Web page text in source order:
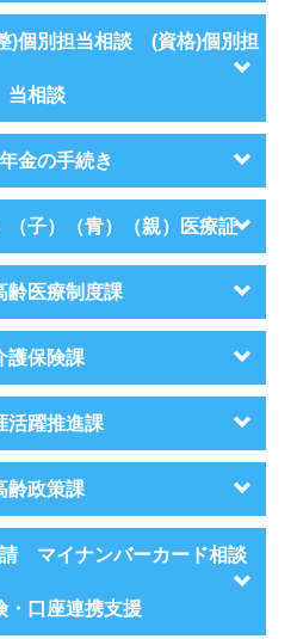
)個別担当相談 (資格)個別担
当相談
金の手続き
（子）（青）（親）医療証
齢医療制度課
護保険課
活躍推進課
齢政策課
請 マイナンバーカード相談
・口座連携支援